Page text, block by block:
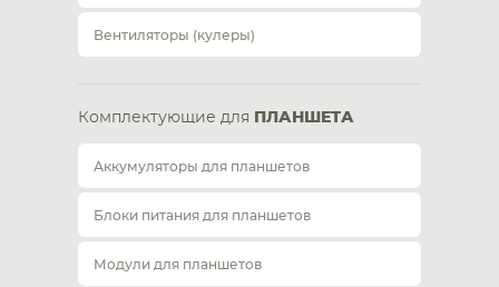
Вентиляторы (кулеры)
Комплектующие для ПЛАНШЕТА
Аккумуляторы для планшетов
Блоки питания для планшетов
Модули для планшетов